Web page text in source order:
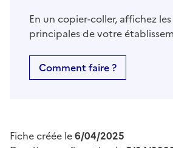
En un copier-coller, affichez
principales de votre
Comment faire ?
Fiche créée le6/04/2025